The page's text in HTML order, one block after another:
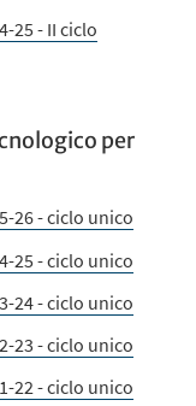
25 - II ciclo
per
26 - ciclo unico
25 - ciclo unico
24 - ciclo unico
23 - ciclo unico
22 - ciclo unico